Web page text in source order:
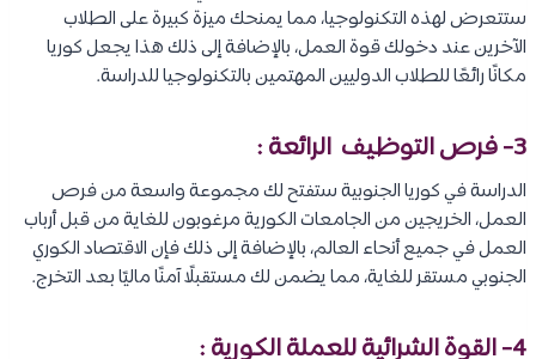
ستتعرض لهذه التكنولوجيا، مما يمنحك ميزة كبيرة على الطلاب
الآخرين عند دخولك قوة العمل، بالإضافة إلى ذلك هذا يجعل كوريا
مكانًا رائعًا للطلاب الدوليين المهتمين بالتكنولوجيا للدراسة.
3- فرص التوظيف الرائعة :
الدراسة في كوريا الجنوبية ستفتح لك مجموعة واسعة من فرص
العمل، الخريجين من الجامعات الكورية مرغوبون للغاية من قبل أرباب
العمل في جميع أنحاء العالم، بالإضافة إلى ذلك فإن الاقتصاد الكوري
الجنوبي مستقر للغاية، مما يضمن لك مستقبلًا آمنًا ماليًا بعد التخرج.
4- القوة الشرائية للعملة الكورية :